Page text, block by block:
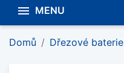
 MENU
Domů Dřezové baterie